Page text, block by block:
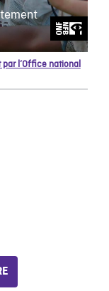
l’Office national